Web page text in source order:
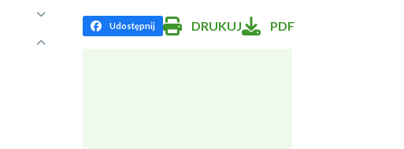
Udostępnij
Facebook
WillDRUKUJ PDF